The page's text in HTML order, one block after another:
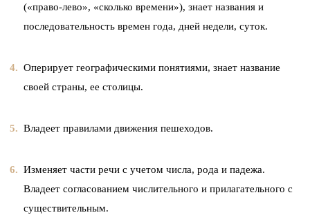
(«право-лево», «сколько времени»), знает названия и
последовательность времен года, дней недели, суток.
Оперирует географическими понятиями, знает название
своей страны, ее столицы.
Владеет правилами движения пешеходов.
Изменяет части речи с учетом числа, рода и падежа.
Владеет согласованием числительного и прилагательного с
существительным.